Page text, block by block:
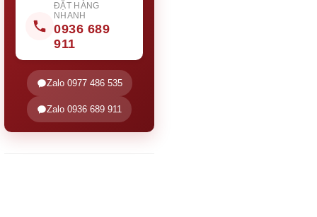
ĐẶT HÀNG
NHANH
0936 689
911
Zalo 0977 486 535
Zalo 0936 689 911